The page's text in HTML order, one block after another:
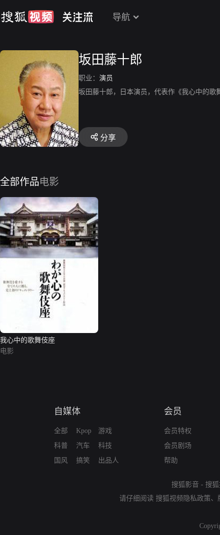
导航
坂田藤十郎
职业： 演员
坂田藤十郎，日本演员，代表作《我心中的歌
分享
全部作品电影
我心中的歌舞伎座
电影
自媒体
全部
科普
国风
Kpop
汽车
搞笑
游戏
科技
出品人
会员
会员特权
会员剧场
帮助
搜狐影音 - 搜
请仔细阅读 搜狐视频隐私政策、